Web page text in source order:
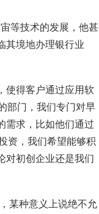
等技术的发展，他甚
其境地办理银行业
使得客户通过应用软
部门，我们专门对早
需求，比如他们通过
资，我们希望能够积
对初创企业还是我们
某种意义上说绝不允